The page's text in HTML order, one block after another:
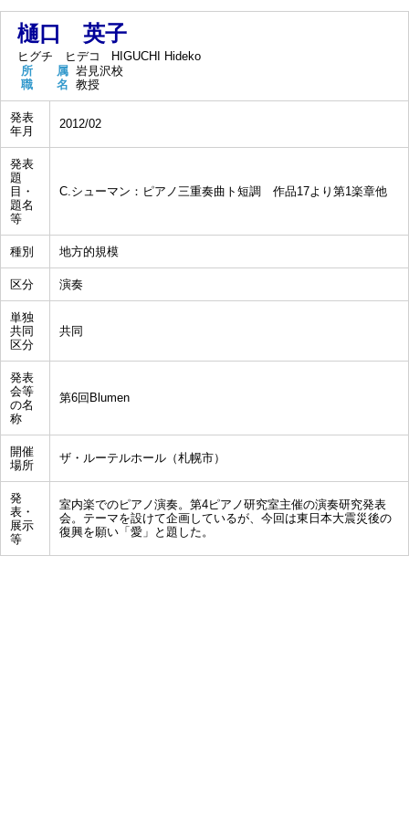
樋口 英子
ヒグチ ヒデコ
HIGUCHI Hideko
所 属 岩見沢校
職 名 教授
発表
年月
2012/02
発表
題
目・
題名
等
C.シューマン：ピアノ三重奏曲ト短調 作品17より第1楽章他
種別 地方的規模
区分 演奏
単独
共同
区分
共同
発表
会等
の名
称
第6回Blumen
開催
場所
ザ・ルーテルホール（札幌市）
発
表・
展示
等
室内楽でのピアノ演奏。第4ピアノ研究室主催の演奏研究発表
会。テーマを設けて企画しているが、今回は東日本大震災後の
復興を願い「愛」と題した。